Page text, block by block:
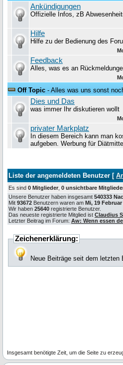
Ankündigungen
Offizielle Infos, zB
Hilfe
Hilfe zu der Bedienung des
Feedback
Alles, was es an
Off Topic - Alles was uns sonst
Dies und Das
was immer Ihr diskutieren wollt
privater Markplatz
In diesem Bereich kann man
aufgeben. Werbung für
Liste der angemeldeten Benutzer [
Es sind 0 Mitglieder 0 unsichtbare
Unsere Benutzer haben insgesamt 540333
Mit 93672 Benutzern waren am Mi, 19
Wir haben 25640 registrierte Benutzer.
Das neueste registrierte Mitglied ist Claudius
Letzter Beitrag im Forum: Aw: Wenn essen
Zeichenerklärung:
Neue Beiträge seit dem
Insgesamt benötigte Zeit, um die Seite zu